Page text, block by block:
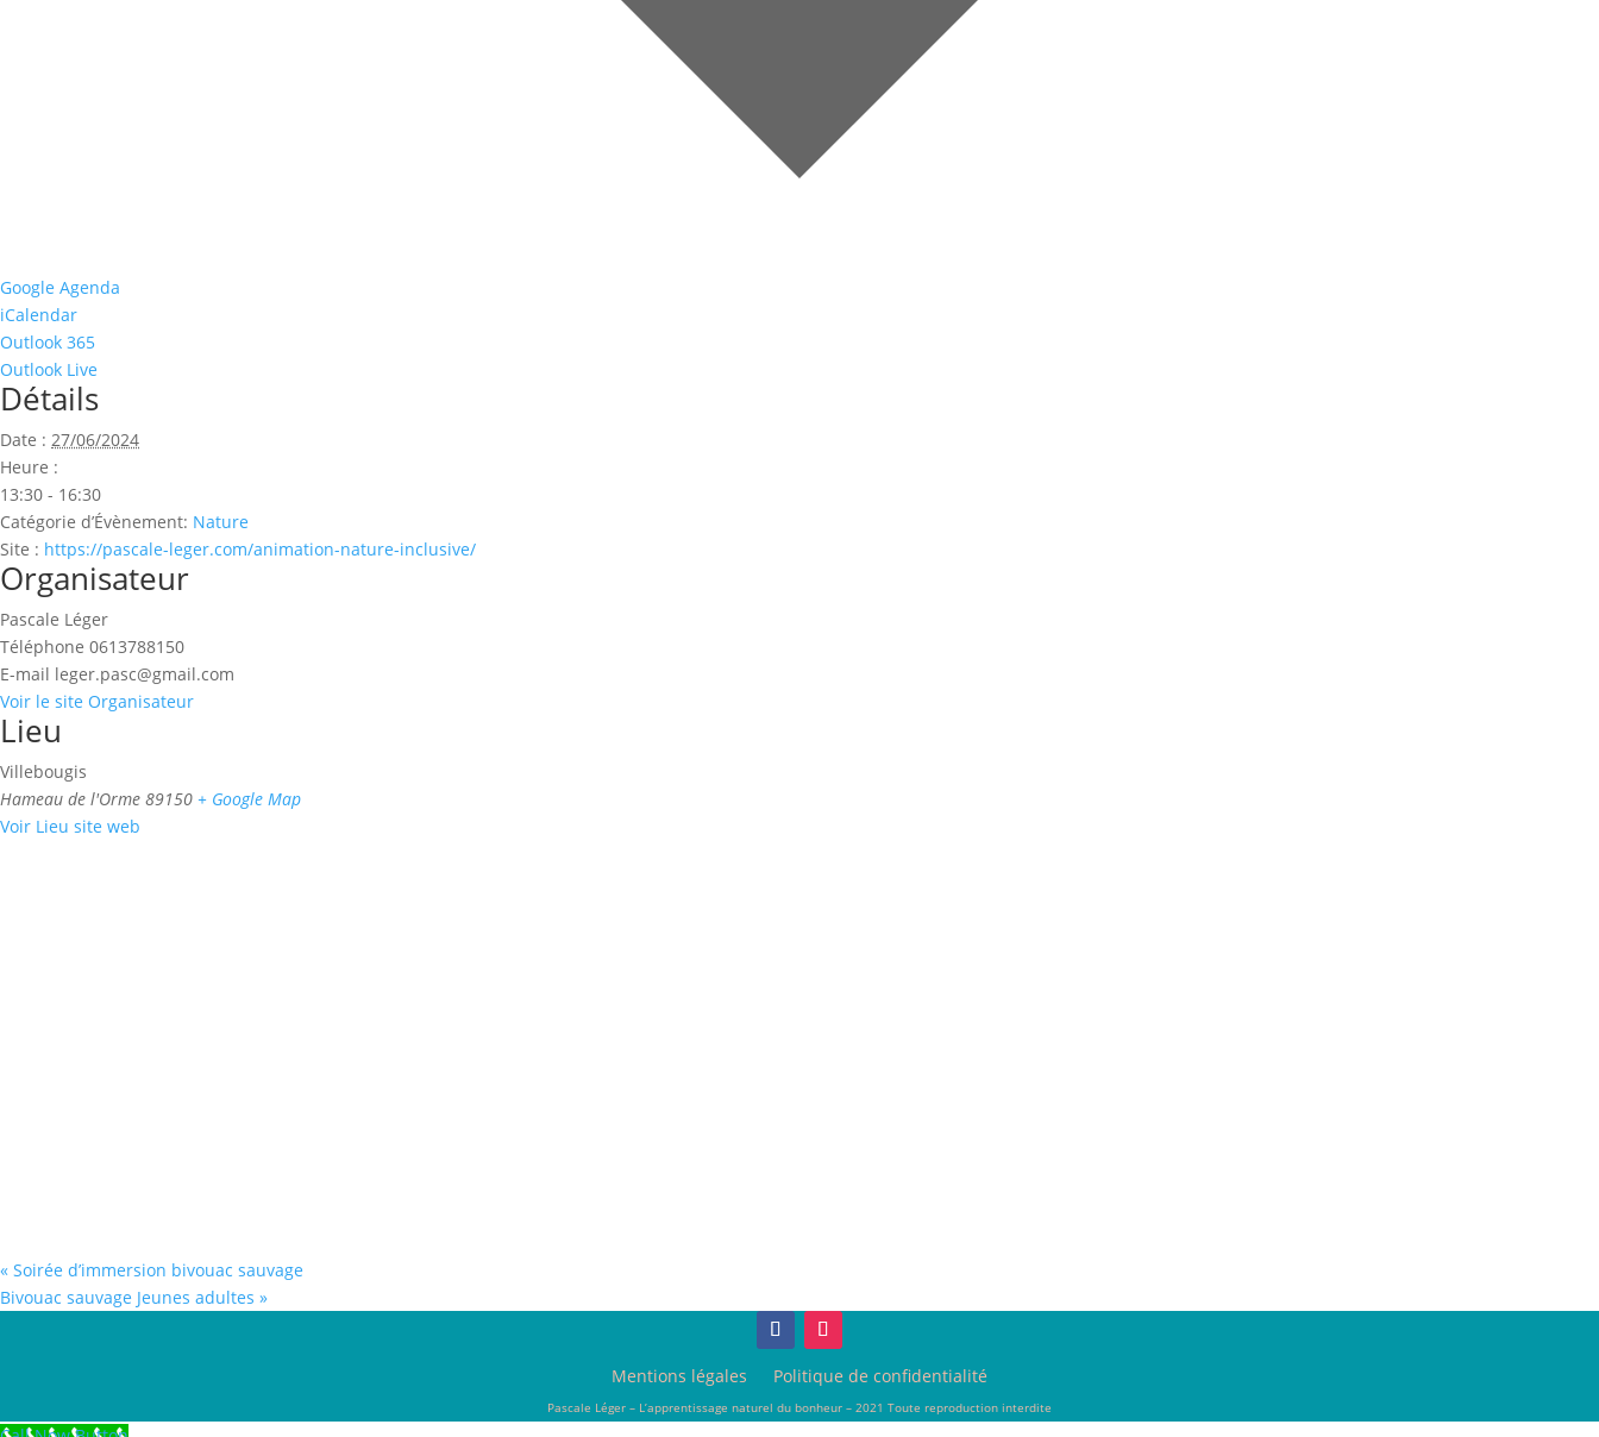
Google Agenda
iCalendar
Outlook 365
Outlook Live
Détails
Date : 27/06/2024
Heure :
13:30 - 16:30
Catégorie d’Évènement: Nature
Site : https://pascale-leger.com/animation-nature-inclusive/
Organisateur
Pascale Léger
Téléphone 0613788150
E-mail leger.pasc@gmail.com
Voir le site Organisateur
Lieu
Villebougis
Hameau de l'Orme 89150 + Google Map
Voir Lieu site web
« Soirée d’immersion bivouac sauvage
Bivouac sauvage Jeunes adultes »
Mentions légales Politique de confidentialité
Pascale Léger – L’apprentissage naturel du bonheur – 2021 Toute reproduction interdite